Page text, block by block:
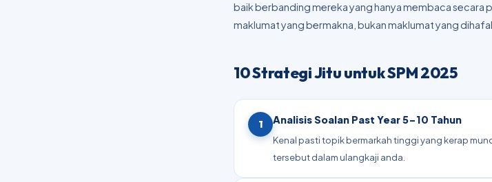
baik berbanding mereka yang hanya membaca secara
maklumat yang bermakna, bukan maklumat yang
10 Strategi Jitu untuk SPM 2025
1 Analisis Soalan Past Year 5-10 Tahun
Kenal pasti topik bermarkah tinggi yang kerap
tersebut dalam ulangkaji anda.